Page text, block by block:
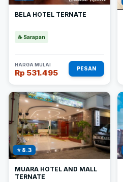
BELA HOTEL TERNATE
☕ Sarapan
HARGA MULAI
Rp 531.495 PESAN
⭐ 8.3
MUARA HOTEL AND MALL
TERNATE